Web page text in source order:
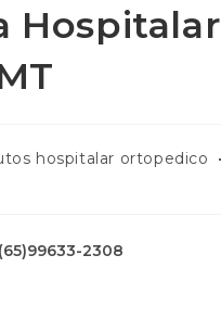
Hospitalar
hospitalar ortopedico
2308